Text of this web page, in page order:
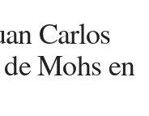
Carlos
Mohs en